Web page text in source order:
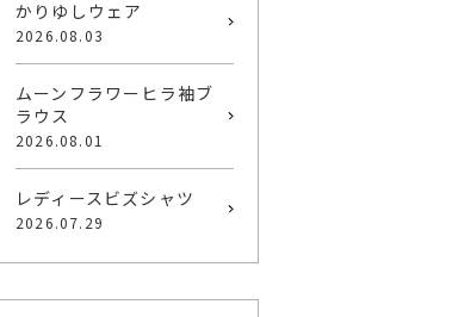
かりゆしウェア
2026.08.03
ムーンフラワーヒラ袖ブ
ラウス
2026.08.01
レディースビズシャツ
2026.07.29